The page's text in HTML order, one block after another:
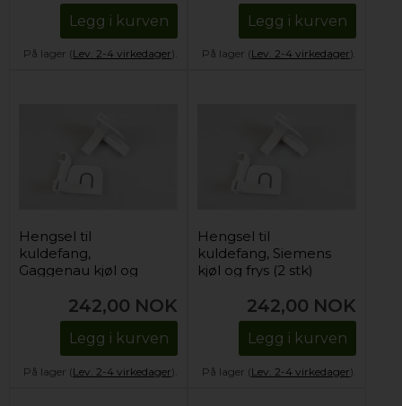
Legg i kurven
På lager (Lev. 2-4 virkedager).
Legg i kurven
På lager (Lev. 2-4 virkedager).
Hengsel til
kuldefang,
Gaggenau kjøl og
242,00 NOK
Legg i kurven
På lager (Lev. 2-4 virkedager).
Hengsel til
kuldefang, Siemens
kjøl og frys (2 stk)
242,00 NOK
Legg i kurven
På lager (Lev. 2-4 virkedager).